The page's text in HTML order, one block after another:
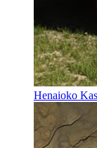
Henaioko